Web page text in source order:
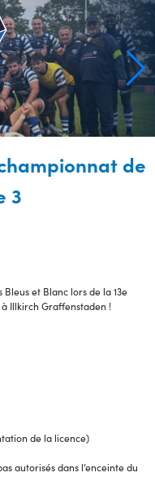
de
3
et Blanc lors de la 13e
Illkirch Graffenstaden !
de la licence)
autorisés dans l’enceinte du